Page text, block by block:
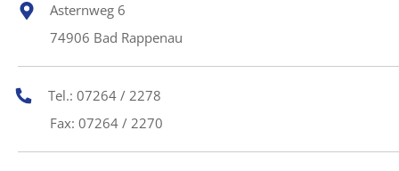
Asternweg 6
74906 Bad Rappenau
Tel.: 07264 / 2278
Fax: 07264 / 2270